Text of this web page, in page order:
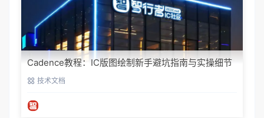
Cadence教程：IC版图绘制新手避坑指南与实操细节
技术文档